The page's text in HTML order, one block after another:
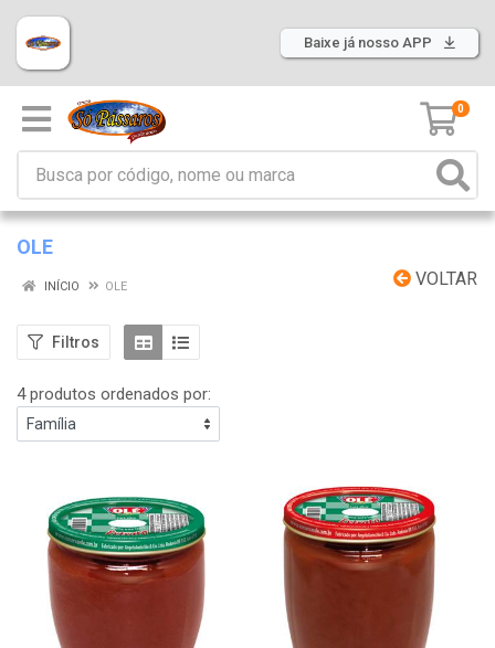
Baixe já nosso APP
0
OLE
VOLTAR
INÍCIO OLE
Filtros
4 produtos ordenados por: